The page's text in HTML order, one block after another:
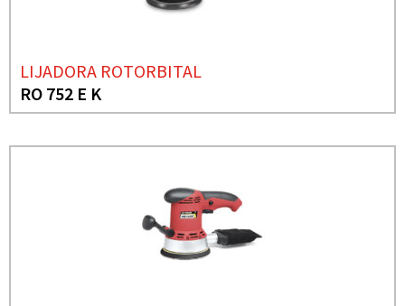
LIJADORA ROTORBITAL
RO 752 E K